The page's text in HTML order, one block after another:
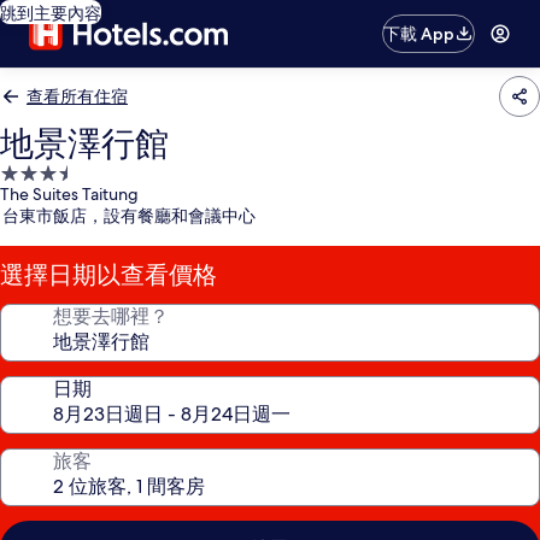
跳到主要內容
下載 App
查看所有住宿
地景澤行館
3.5
星
級
住
宿
The Suites Taitung
台東市飯店，設有餐廳和會議中心
選擇日期以查看價格
想要去哪裡？
日期
旅客